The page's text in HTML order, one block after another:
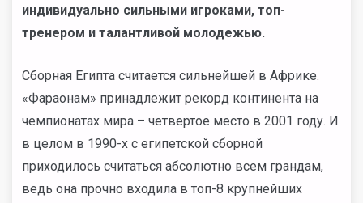
индивидуально сильными игроками, топ-
тренером и талантливой молодежью.
Сборная Египта считается сильнейшей в Африке.
«Фараонам» принадлежит рекорд континента на
чемпионатах мира – четвертое место в 2001 году. И
в целом в 1990-х с египетской сборной
приходилось считаться абсолютно всем грандам,
ведь она прочно входила в топ-8 крупнейших